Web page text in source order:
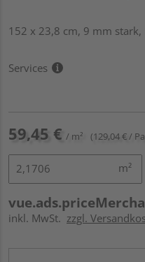
152 x 23,8 cm, 9 mm
Services
59,45 € / m² (129,04 € /
m²
inkl. MwSt. zzgl.